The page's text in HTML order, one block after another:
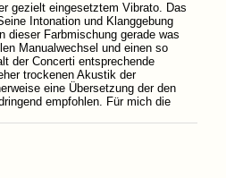
gezielt eingesetztem Vibrato. Das
Intonation und Klanggebung
dieser Farbmischung gerade was
Manualwechsel und einen so
der Concerti entsprechende
trockenen Akustik der
eine Übersetzung der den
empfohlen. Für mich die